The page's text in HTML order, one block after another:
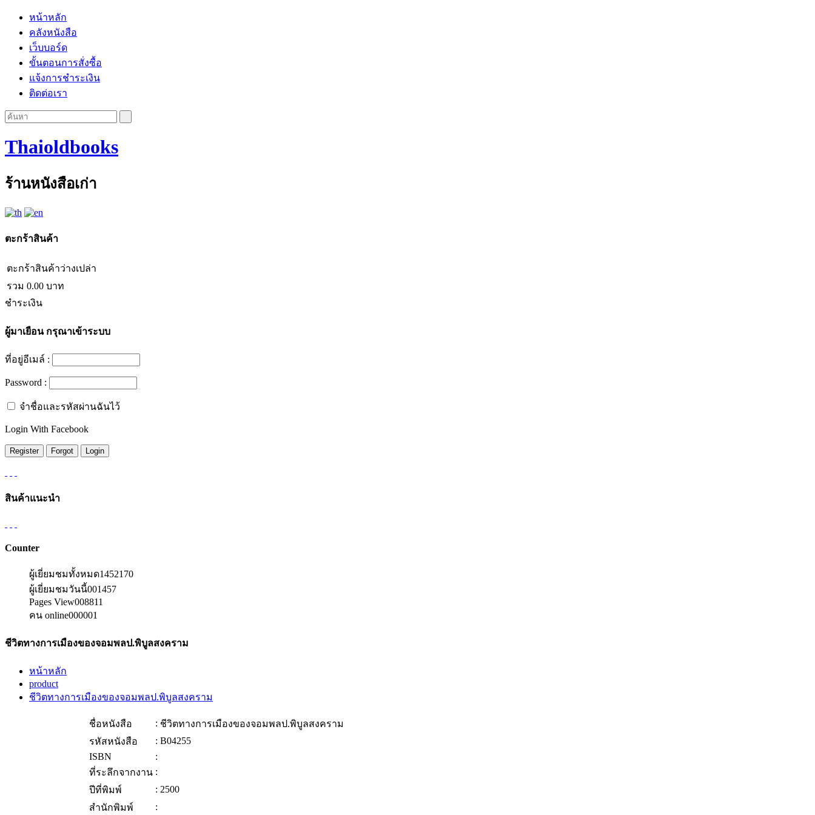
หน้าหลัก
คลังหนังสือ
เว็บบอร์ด
ขั้นตอนการสั่งซื้อ
แจ้งการชำระเงิน
ติดต่อเรา
Thaioldbooks
ร้านหนังสือเก่า
ตะกร้าสินค้า
ตะกร้าสินค้าว่างเปล่า
รวม 0.00 บาท
ชำระเงิน
ผู้มาเยือนกรุณาเข้าระบบ
ที่อยู่อีเมล์ :
Password :
จำชื่อและรหัสผ่านฉันไว้
Login With Facebook
สินค้าแนะนำ
Counter
ผู้เยี่ยมชมทั้งหมด1452170
ผู้เยี่ยมชมวันนี้001457
Pages View008811
คน online000001
ชีวิตทางการเมืองของจอมพลป.พิบูลสงคราม
หน้าหลัก
product
ชีวิตทางการเมืองของจอมพลป.พิบูลสงคราม
ชื่อหนังสือ : ชีวิตทางการเมืองของจอมพลป.พิบูลสงคราม
รหัสหนังสือ
: B04255
ISBN
:
ที่ระลึกจากงาน :
ปีที่พิมพ์
: 2500
สำนักพิมพ์
: